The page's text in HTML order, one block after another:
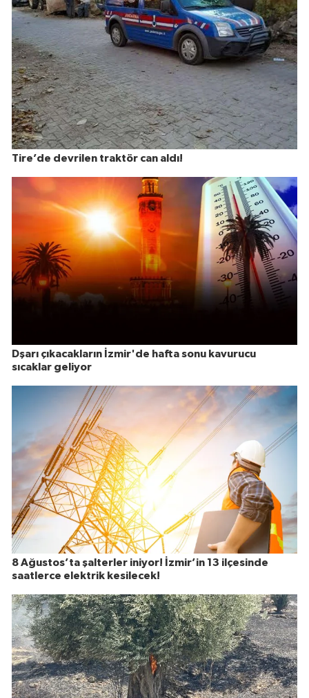
Tire’de devrilen traktör can aldı!
Dşarı çıkacakların İzmir'de hafta sonu kavurucu
sıcaklar geliyor
8 Ağustos’ta şalterler iniyor! İzmir’in 13 ilçesinde
saatlerce elektrik kesilecek!